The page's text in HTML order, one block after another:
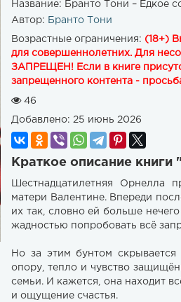
Название: Бранто Тони – Едкое
Автор: Бранто Тони
Возрастные ограничения: (18+)
для совершеннолетних. Для
ЗАПРЕЩЕН! Если в книге
запрещенного контента -
46
Добавлено: 25 июнь 2026
Краткое описание
Шестнадцатилетняя Орнелла
матери Валентине. Впереди
их так, словно ей больше
жадностью попробовать всё
Но за этим бунтом
опору, тепло и чувство
семьи. И кажется, она находит
и ощущение счастья.